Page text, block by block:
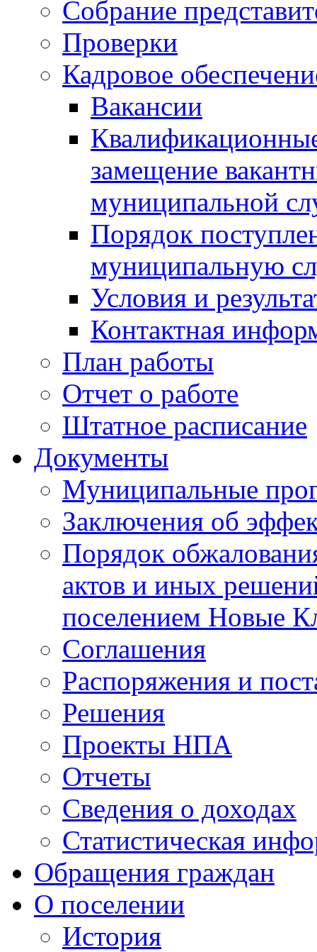
Собрание
Проверки
Кадровое
Вакансии
замещение
муниципальной
Порядок
муниципальную
Условия и
Контактная
План работы
Отчет о работе
Штатное расписание
Документы
Муниципальные
Заключения об
Порядок
актов и иных
поселением Новые
Соглашения
Распоряжения и
Решения
Проекты НПА
Отчеты
Сведения о доходах
Статистическая
Обращения граждан
О поселении
История